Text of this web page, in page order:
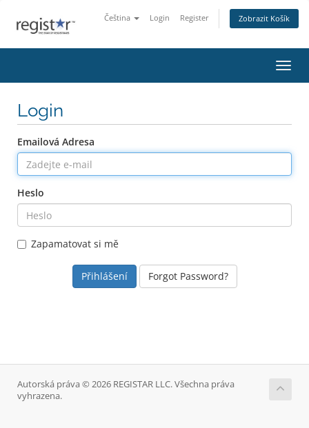
Čeština Login Register Zobrazit Košík
Login
Emailová Adresa
Heslo
Zapamatovat si mě
Forgot Password?
Autorská práva © 2026 REGISTAR LLC. Všechna práva
vyhrazena.